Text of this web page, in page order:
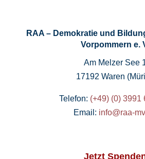
RAA – Demokratie und
Vorpommern e.
Am Melzer See
17192 Waren
Telefon: (+49) (0) 3991
Email: info@raa-
Jetzt